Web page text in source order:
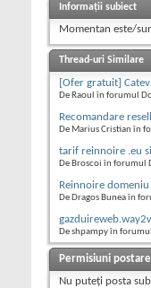
Informații subiect
Momentan este/
Thread-uri Similare
[Ofer gratuit]
De Raoul în forumul
Recomandare
De Marius Cristian în
tarif reinnoire .eu
De Broscoi în forumul
Reinnoire domeniu
De Dragos Bunea în
De shpampy în
Permisiuni postare
Nu puteţi posta